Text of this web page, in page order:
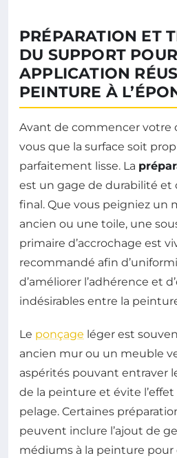
PRÉPARATION ET
DU SUPPORT
APPLICATION
PEINTURE À
Avant de commencer votre
vous que la surface soit
parfaitement lisse. La
est un gage de durabilité
final. Que vous peigniez un
ancien ou une toile, une
primaire d’accrochage est
recommandé afin
d’améliorer l’adhérence et
indésirables entre la
Le ponçage léger est
ancien mur ou un meuble
aspérités pouvant entraver
de la peinture et évite
pelage. Certaines
peuvent inclure l’ajout de
médiums à la peinture pour